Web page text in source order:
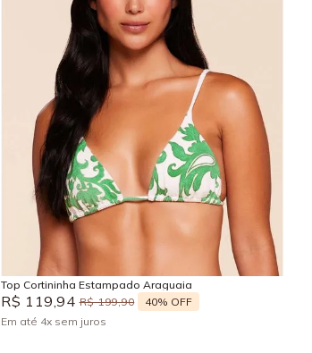
M G GG
Adicionar na sacola
Top Cortininha Estampado Araguaia
R$ 119,94 R$ 199,90 40% OFF
Em até 4x sem juros